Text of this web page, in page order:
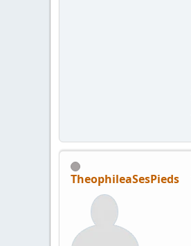
TheophileaSesPieds